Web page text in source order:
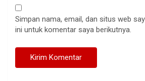
Simpan nama, email, dan situs web
ini untuk komentar saya berikutnya.